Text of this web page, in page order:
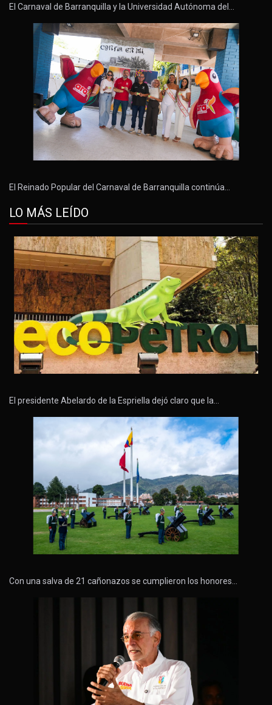
El Carnaval de Barranquilla y la Universidad Autónoma del…
El Reinado Popular del Carnaval de Barranquilla continúa…
LO MÁS LEÍDO
El presidente Abelardo de la Espriella dejó claro que la…
Con una salva de 21 cañonazos se cumplieron los honores…